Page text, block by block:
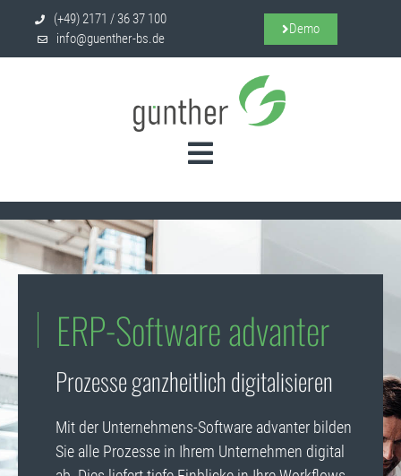
(+49) 2171 / 36 37 100
info@guenther-bs.de
Demo
ERP-Software advanter
Prozesse ganzheitlich digitalisieren
Mit der Unternehmens-Software advanter bilden
Sie alle Prozesse in Ihrem Unternehmen digital